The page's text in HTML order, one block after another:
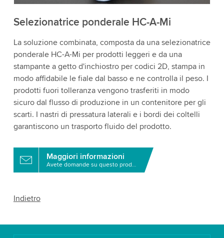
Selezionatrice ponderale HC-A-Mi
La soluzione combinata, composta da una selezionatrice
ponderale HC-A-Mi per prodotti leggeri e da una
stampante a getto d'inchiostro per codici 2D, stampa in
modo affidabile le fiale dal basso e ne controlla il peso. I
prodotti fuori tolleranza vengono trasferiti in modo
sicuro dal flusso di produzione in un contenitore per gli
scarti. I nastri di pressatura laterali e i bordi dei coltelli
garantiscono un trasporto fluido del prodotto.
Maggiori informazioni
Avete domande su questo prodotto?
Indietro